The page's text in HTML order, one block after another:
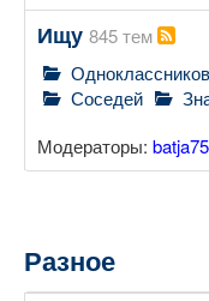
Ищу 845 тем
Одноклассников
Соседей
Модераторы: batja75
Разное